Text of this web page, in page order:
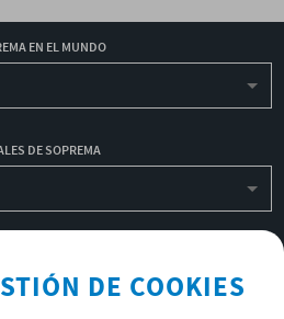
EN EL MUNDO
DE SOPREMA
OK
DE COOKIES